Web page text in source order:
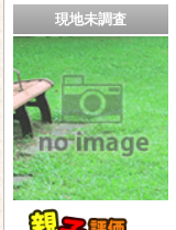
現地未調査